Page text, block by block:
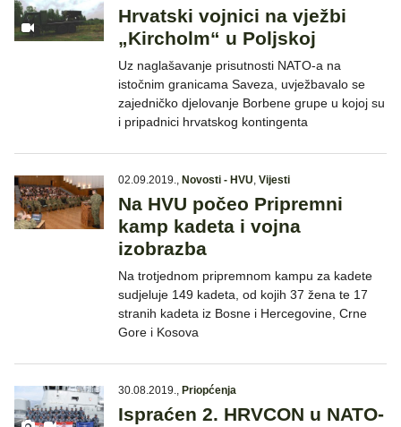
Hrvatski vojnici na vježbi
„Kircholm“ u Poljskoj
Uz naglašavanje prisutnosti NATO-a na
istočnim granicama Saveza, uvježbavalo se
zajedničko djelovanje Borbene grupe u kojoj su
i pripadnici hrvatskog kontingenta
02.09.2019., Novosti - HVU, Vijesti
Na HVU počeo Pripremni
kamp kadeta i vojna
izobrazba
Na trotjednom pripremnom kampu za kadete
sudjeluje 149 kadeta, od kojih 37 žena te 17
stranih kadeta iz Bosne i Hercegovine, Crne
Gore i Kosova
30.08.2019., Priopćenja
Ispraćen 2. HRVCON u NATO-